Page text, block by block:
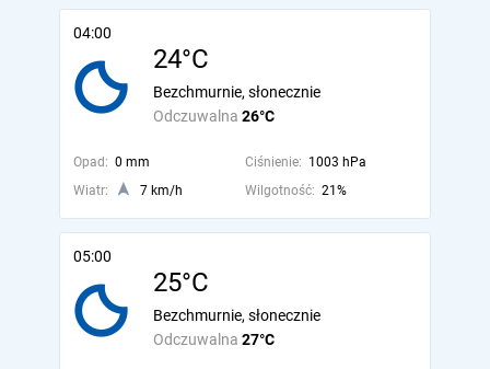
04:00
24°C
Odczuwalna 26°C
Bezchmurnie, słonecznie
Opad: 0 mm Ciśnienie: 1003 hPa
Wiatr:
7 km/h Wilgotność: 21%
05:00
25°C
Odczuwalna 27°C
Bezchmurnie, słonecznie